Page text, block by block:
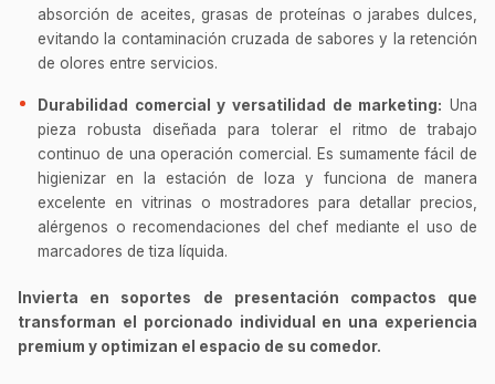
absorción de aceites, grasas de proteínas o jarabes dulces,
evitando la contaminación cruzada de sabores y la retención
de olores entre servicios.
Durabilidad comercial y versatilidad de marketing: Una
pieza robusta diseñada para tolerar el ritmo de trabajo
continuo de una operación comercial. Es sumamente fácil de
higienizar en la estación de loza y funciona de manera
excelente en vitrinas o mostradores para detallar precios,
alérgenos o recomendaciones del chef mediante el uso de
marcadores de tiza líquida.
Invierta en soportes de presentación compactos que
transforman el porcionado individual en una experiencia
premium y optimizan el espacio de su comedor.